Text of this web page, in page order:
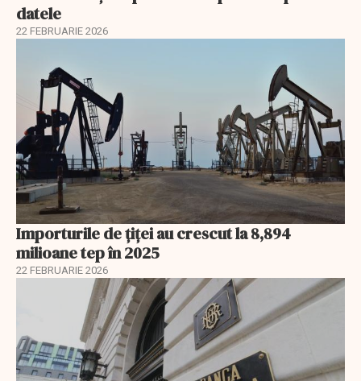
datele
22 FEBRUARIE 2026
Importurile de țiței au crescut la 8,894
milioane tep în 2025
22 FEBRUARIE 2026